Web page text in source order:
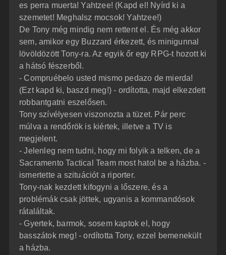
es perra muerta! Yahtzee! (Kapd el! Nyírd ki a
szemetet! Meghalsz mocsok! Yahtzee!)
De Tony még mindig nem rettent el. És még akkor
sem, amikor egy Buzzard érkezett, és minigunnal
lövöldözött Tony-ra. Az egyik őr egy RPG-t hozott ki
a hátsó fészerből.
- Compruébelo usted mismo pedazo de mierda!
(Ezt kapd ki, baszd meg!) - ordította, majd elkezdett
robbantgatni eszelősen.
Tony szívélyesen viszonozta a tüzet. Pár perc
múlva a rendőrök is kiértek, illetve a TV is
megjelent.
- Jelenleg nem tudni, hogy mi folyik a telken, de a
Sacramento Tactical Team most hatol be a házba. -
ismertette a szituációt a riporter.
Tony-nak kezdett kifogyni a lőszere, és a
problémák csak jöttek, ugyanis a kommandósok
rátaláltak.
- Gyertek, barmok, sosem kaptok el, hogy
basszátok meg! - ordította Tony, ezzel bemenekült
a házba.